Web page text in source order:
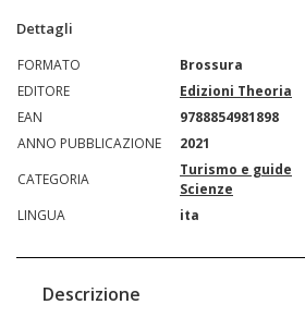
Dettagli
FORMATO
Brossura
EDITORE
Edizioni Theoria
EAN
9788854981898
ANNO PUBBLICAZIONE
2021
CATEGORIA
Turismo e guide
Scienze
LINGUA
ita
Descrizione